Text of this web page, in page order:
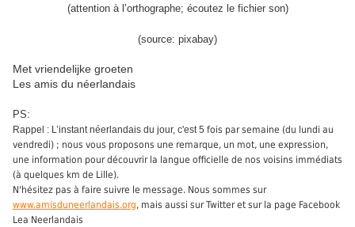
(attention à l’orthographe; écoutez le fichier son)
(source: pixabay)
Met vriendelijke groeten
Les amis du néerlandais
PS:
Rappel : L’instant néerlandais du jour, c'est 5 fois par semaine (du lundi au
vendredi) ; nous vous proposons une remarque, un mot, une expression,
une information pour découvrir la langue officielle de nos voisins immédiats
(à quelques km de Lille).
N'hésitez pas à faire suivre le message. Nous sommes sur
www.amisduneerlandais.org, mais aussi sur Twitter et sur la page Facebook
Lea Neerlandais